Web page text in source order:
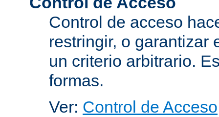
Control de acceso
restringir, o garantizar
un criterio arbitrario.
formas.
Ver: Control de Acceso